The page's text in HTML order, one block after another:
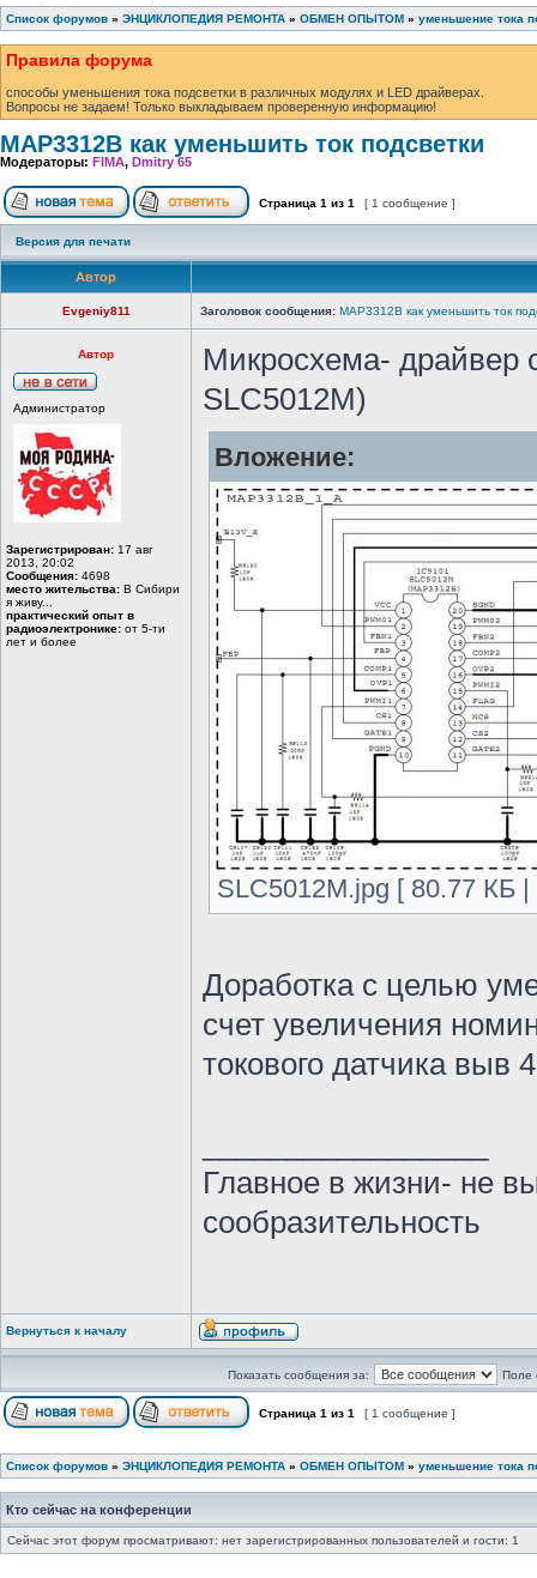
Список форумов » ЭНЦИКЛОПЕДИЯ РЕМОНТА » ОБМЕН ОПЫТОМ » уменьшение тока
Правила форума
способы уменьшения тока подсветки в различных модулях и LED драйверах.
Вопросы не задаем! Только выкладываем проверенную информацию!
MAP3312B как уменьшить ток подсветки
Модераторы: FIMA, Dmitry 65
Страница 1 из 1 [ 1 сообщение ]
Версия для печати
Автор
Evgeniy811 Заголовок сообщения: MAP3312B как уменьшить ток
Автор
Администратор
Зарегистрирован: 17 авг
2013, 20:02
Сообщения: 4698
место жительства: В Сибири
я живу...
практический опыт в
радиоэлектронике: от 5-ти
лет и более
Микросхема- драйвер
SLC5012M)
Вложение:
SLC5012M.jpg [ 80.77 КБ
Доработка с целью
счет увеличения
токового датчика выв
Главное в жизни- не
сообразительность
Вернуться к началу
Показать сообщения за: Поле
Страница 1 из 1 [ 1 сообщение ]
Список форумов » ЭНЦИКЛОПЕДИЯ РЕМОНТА » ОБМЕН ОПЫТОМ » уменьшение тока
Кто сейчас на конференции
Сейчас этот форум просматривают: нет зарегистрированных пользователей и гости: 1